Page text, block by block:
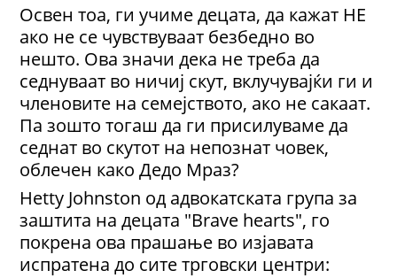
Освен тоа, ги учиме децата, да кажат НЕ
ако не се чувствуваат безбедно во
нешто. Ова значи дека не треба да
седнуваат во ничиј скут, вклучувајќи ги и
членовите на семејството, ако не сакаат.
Па зошто тогаш да ги присилуваме да
седнат во скутот на непознат човек,
облечен како Дедо Мраз?
Hetty Johnston од адвокатската група за
заштита на децата "Brave hearts", го
покрена ова прашање во изјавата
испратена до сите трговски центри: